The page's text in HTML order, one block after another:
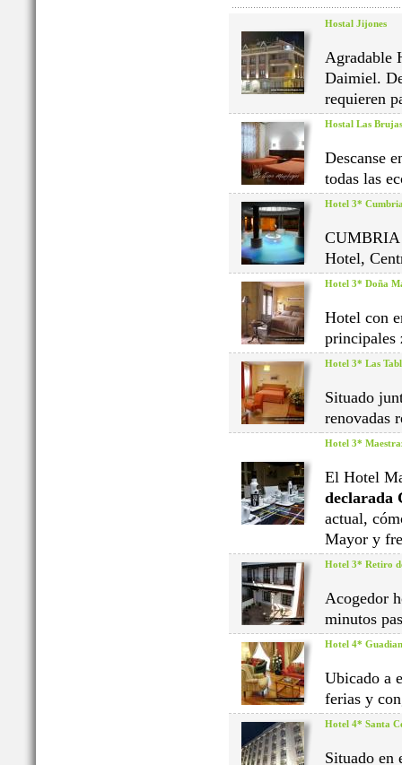
Hostal Jijones
Agradable
Daimiel.
requieren
Hostal Las Brujas
Descanse
todas las
Hotel 3*
CUMBRIA
Hotel,
Hotel 3* Doña
Hotel con
principales
Hotel 3* Las
Situado
renovadas
Hotel 3*
El Hotel
declarada
actual,
Mayor y
Hotel 3* Retiro
Acogedor
minutos
Hotel 4*
Ubicado a
ferias y
Hotel 4* Santa
Situado en